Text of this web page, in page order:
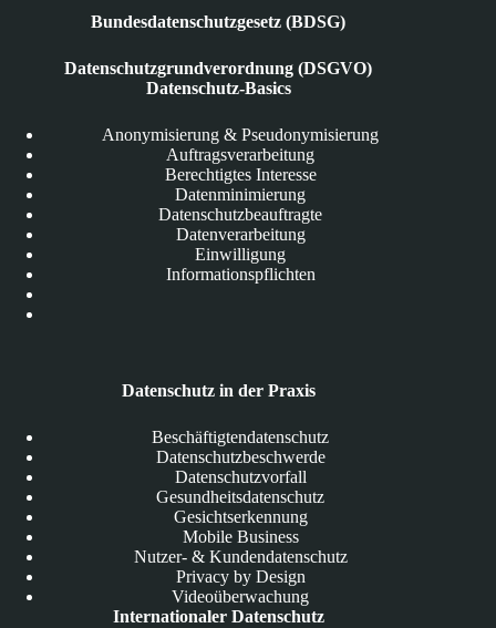
Bundesdatenschutzgesetz (BDSG)
Datenschutzgrundverordnung (DSGVO)
Datenschutz-Basics
Anonymisierung & Pseudonymisierung
Auftragsverarbeitung
Berechtigtes Interesse
Datenminimierung
Datenschutzbeauftragte
Datenverarbeitung
Einwilligung
Informationspflichten
Datenschutz in der Praxis
Beschäftigtendatenschutz
Datenschutzbeschwerde
Datenschutzvorfall
Gesundheitsdatenschutz
Gesichtserkennung
Mobile Business
Nutzer- & Kundendatenschutz
Privacy by Design
Videoüberwachung
Internationaler Datenschutz